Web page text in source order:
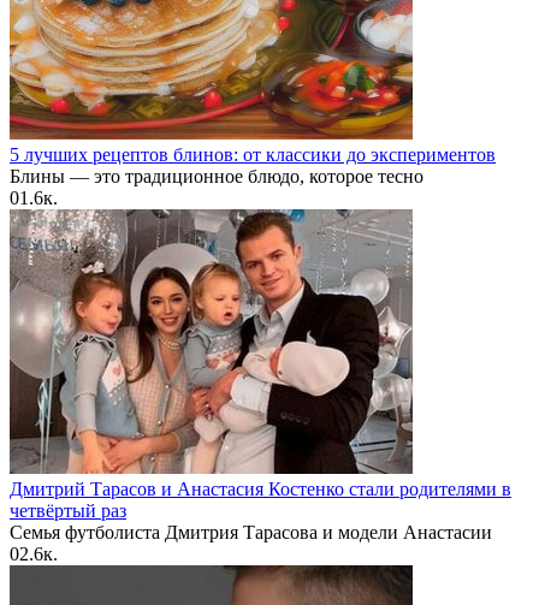
5 лучших рецептов блинов: от классики до экспериментов
Блины — это традиционное блюдо, которое тесно
01.6к.
Дмитрий Тарасов и Анастасия Костенко стали родителями в
четвёртый раз
Семья футболиста Дмитрия Тарасова и модели Анастасии
02.6к.